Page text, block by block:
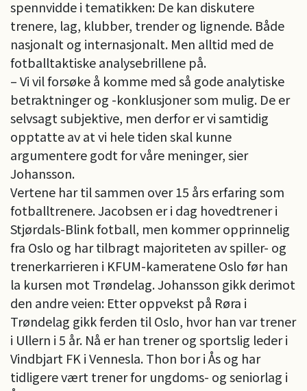
spennvidde i tematikken: De kan diskutere
trenere, lag, klubber, trender og lignende. Både
nasjonalt og internasjonalt. Men alltid med de
fotballtaktiske analysebrillene på.
– Vi vil forsøke å komme med så gode analytiske
betraktninger og -konklusjoner som mulig. De er
selvsagt subjektive, men derfor er vi samtidig
opptatte av at vi hele tiden skal kunne
argumentere godt for våre meninger, sier
Johansson.
Vertene har til sammen over 15 års erfaring som
fotballtrenere. Jacobsen er i dag hovedtrener i
Stjørdals-Blink fotball, men kommer opprinnelig
fra Oslo og har tilbragt majoriteten av spiller- og
trenerkarrieren i KFUM-kameratene Oslo før han
la kursen mot Trøndelag. Johansson gikk derimot
den andre veien: Etter oppvekst på Røra i
Trøndelag gikk ferden til Oslo, hvor han var trener
i Ullern i 5 år. Nå er han trener og sportslig leder i
Vindbjart FK i Vennesla. Thon bor i Ås og har
tidligere vært trener for ungdoms- og seniorlag i